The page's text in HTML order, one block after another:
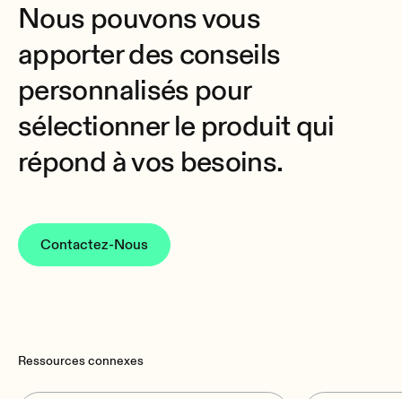
Nous pouvons vous
apporter des conseils
personnalisés pour
sélectionner le produit qui
répond à vos besoins.
Contactez-Nous
Ressources connexes